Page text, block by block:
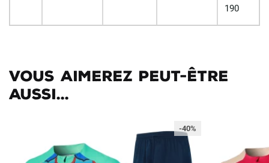
190
Vous aimerez peut-être
aussi...
-40%